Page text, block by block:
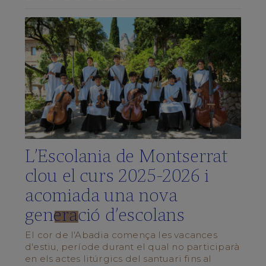
Música
La
Schola
Cantorum
Galeria
multimèdia
Quan
cantem?
L'ESCOLA
Centre
Integrat
Pla
d’estudis
Documents
del
centre
Blog
L’Escolania de Montserrat
clou el curs 2025‑2026 i
acomiada una nova
generació d’escolans
El cor de l'Abadia comença les vacances
d'estiu, període durant el qual no participarà
en els actes litúrgics del santuari fins al